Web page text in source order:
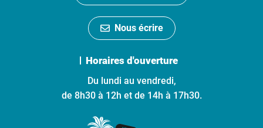
Nous écrire
Horaires d'ouverture
Du lundi au vendredi,
de 8h30 à 12h et de 14h à 17h30.